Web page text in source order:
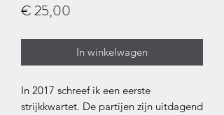
€ 25,00
In winkelwagen
In 2017 schreef ik een eerste
strijkkwartet. De partijen zijn uitdagend